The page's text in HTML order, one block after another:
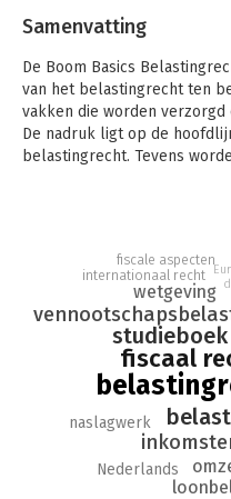
Samenvatting
De Boom Basics
van het belastingrecht ten
vakken die worden
De nadruk ligt op de
belastingrecht. Tevens
de duidelijke schema’s, de
sprekende voorbeelden
Perfect voor
van je kennis! De Boom
een juridische opleiding
hogeschool.
fiscaal
studieboek
wetgeving
Nederlands
naslagwerk
internationaal recht
fiscale aspecten